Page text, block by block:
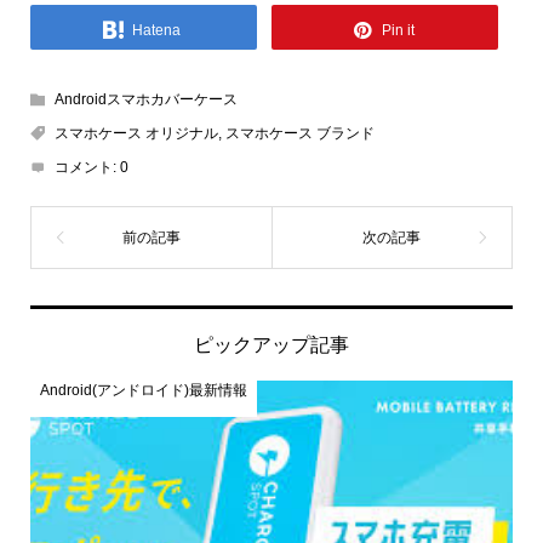
Hatena Pin it
Androidスマホカバーケース
スマホケース オリジナル, スマホケース ブランド
コメント: 0
ピックアップ記事
Android(アンドロイド)最新情報